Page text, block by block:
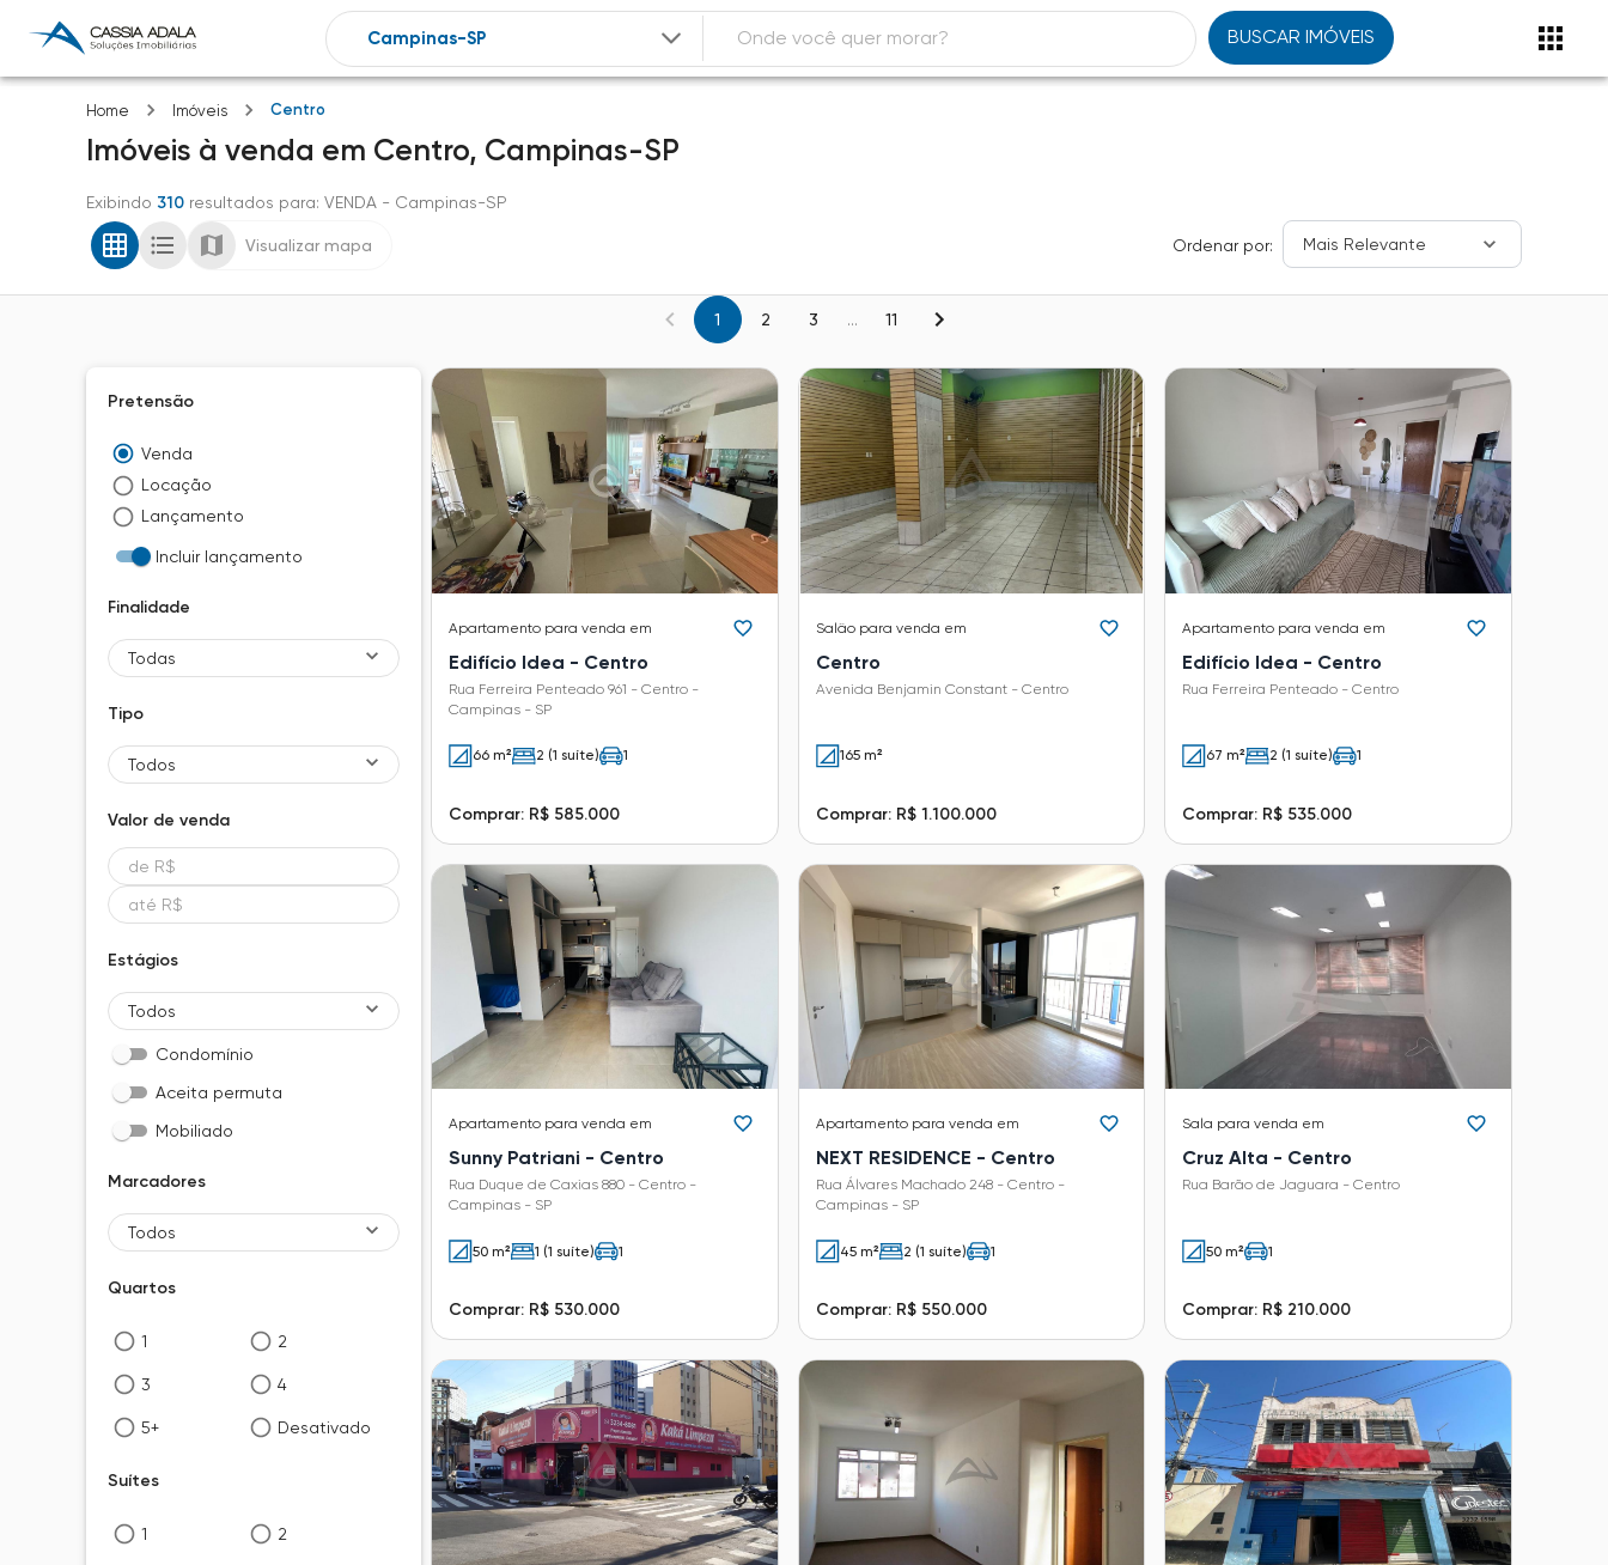
BUSCAR IMÓVEIS
Home Imóveis Centro
Imóveis à venda em Centro, Campinas-SP
Exibindo 310 resultados para: VENDA - Campinas-SP
Visualizar mapa Ordenar por: Mais Relevante
1 2 3 ... 11
Pretensão
Venda
Locação
Lançamento
Incluir lançamento
Finalidade
Todas
Tipo
Todos
Valor de venda
Estágios
Todos
Condomínio
Aceita permuta
Mobiliado
Marcadores
Todos
Quartos
1 2
3 4
5+ Desativado
Suítes
1 2
Apartamento para venda em
Edifício Idea - Centro
Rua Ferreira Penteado 961 - Centro -
Campinas - SP
66 m² 2 (1 suíte) 1
Comprar: R$ 585.000
Salão para venda em
Centro
Avenida Benjamin Constant - Centro
165 m²
Comprar: R$ 1.100.000
Apartamento para venda em
Edifício Idea - Centro
Rua Ferreira Penteado - Centro
67 m² 2 (1 suíte) 1
Comprar: R$ 535.000
Apartamento para venda em
Sunny Patriani - Centro
Rua Duque de Caxias 880 - Centro -
Campinas - SP
50 m² 1 (1 suíte) 1
Comprar: R$ 530.000
Apartamento para venda em
NEXT RESIDENCE - Centro
Rua Álvares Machado 248 - Centro -
Campinas - SP
45 m² 2 (1 suíte) 1
Comprar: R$ 550.000
Sala para venda em
Cruz Alta - Centro
Rua Barão de Jaguara - Centro
50 m² 1
Comprar: R$ 210.000